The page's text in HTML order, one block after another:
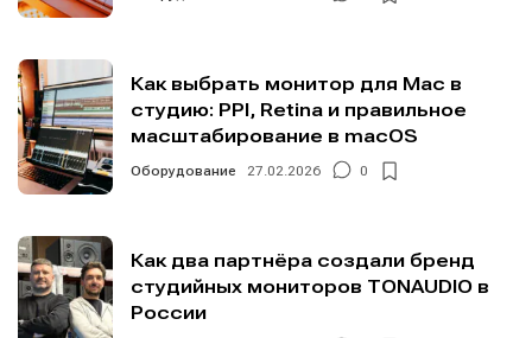
Как выбрать монитор для Mac в
студию: PPI, Retina и правильное
масштабирование в macOS
Оборудование 27.02.2026 0
Как два партнёра создали бренд
студийных мониторов TONAUDIO в
России